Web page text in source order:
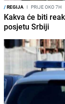
/REGIJA I PRIJE OKO 7H
Kakva će biti
posjetu Srbiji